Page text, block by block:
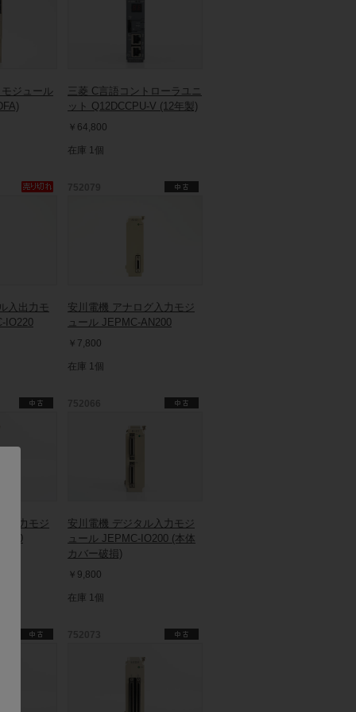
ジュール
三菱 C言語コントローラユニ
ット Q12DCCPU-V (12年製)
￥64,800
在庫 1個
入出力モ
IO220
安川電機 アナログ入力モジ
ュール JEPMC-AN200
￥7,800
在庫 1個
入力モジ
安川電機 デジタル入力モジ
ュール JEPMC-IO200 (本体
カバー破損)
￥9,800
在庫 1個